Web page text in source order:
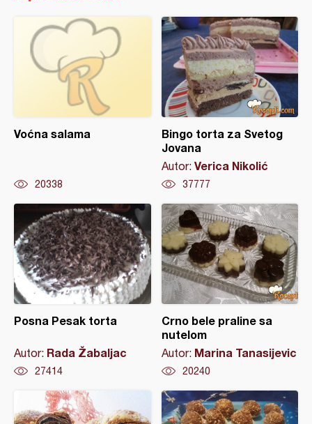
Voćna salama
20338
Bingo torta za Svetog
Jovana
Autor: Verica Nikolić
37777
Posna Pesak torta
Autor: Rada Žabaljac
27414
Crno bele praline sa
nutelom
Autor: Marina Tanasijevic
20240